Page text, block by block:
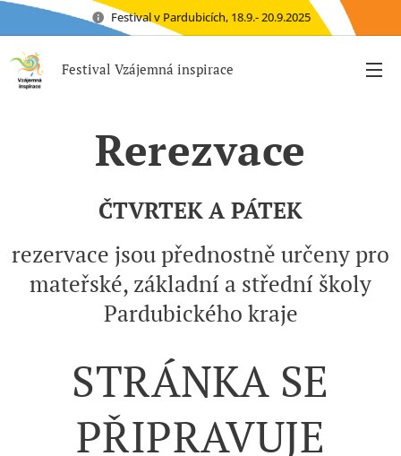
Festival v Pardubicích, 18.9.- 20.9.2025
Festival Vzájemná inspirace
Rerezvace
ČTVRTEKA PÁTEK
rezervace jsou přednostně určeny pro
mateřské, základní a střední školy
Pardubického kraje
STRÁNKA SE
PŘIPRAVUJE